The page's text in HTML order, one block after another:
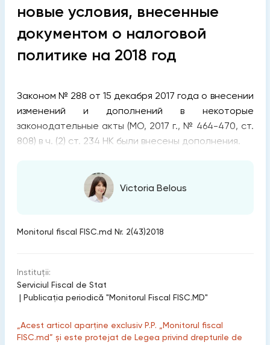
новые условия, внесенные
документом о налоговой
политике на 2018 год
Законом № 288 от 15 декабря 2017 года о внесении
изменений и дополнений в некоторые
законодательные акты (МО, 2017 г., № 464-470, ст.
808) в ч. (2) ст. 234 НК были внесены дополнения.
Victoria Belous
Monitorul fiscal FISC.md Nr. 2(43)2018
Instituții:
Serviciul Fiscal de Stat
| Publicaţia periodică "Monitorul Fiscal FISC.MD"
„Acest articol aparține exclusiv P.P. „Monitorul fiscal
FISC.md” și este protejat de Legea privind drepturile de